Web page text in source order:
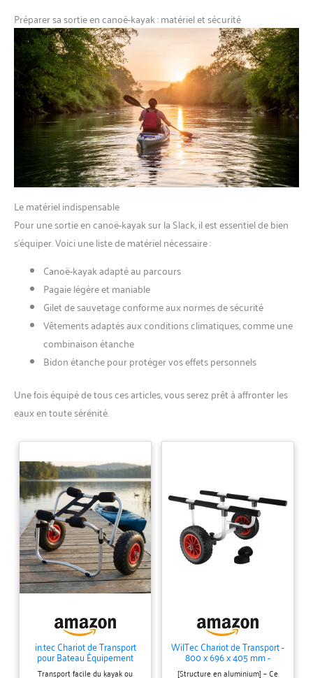
Préparer sa sortie en canoë-kayak : matériel et sécurité
Le matériel indispensable
Pour une sortie en canoë-kayak sur la Slack, il est essentiel de bien
s’équiper. Voici une liste de matériel nécessaire :
Canoë-kayak adapté au parcours
Pagaie légère et maniable
Gilet de sauvetage conforme aux normes de sécurité
Vêtements adaptés aux conditions climatiques, comme une
combinaison étanche
Bidon étanche pour protéger vos effets personnels
Une fois équipé de tous ces articles, vous serez prêt à affronter les
eaux en toute sérénité.
in.tec Chariot de Transport
pour Bateau Équipement
Pliable Canoë Kayak avec
Transport facile du kayak ou
WilTec Chariot de Transport -
800 x 696 x 405 mm -
Largeur réglable 310 mm -
[Structure en aluminium] – Ce